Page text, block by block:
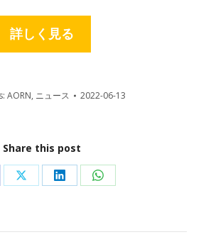
詳しく見る
AORN, ニュース 2022-06-13
Share this post
Share
X
Share
LinkedIn
Share
WhatsApp